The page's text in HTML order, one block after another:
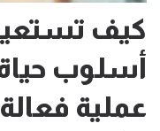
كيف
أسلوب
عملية فعالة